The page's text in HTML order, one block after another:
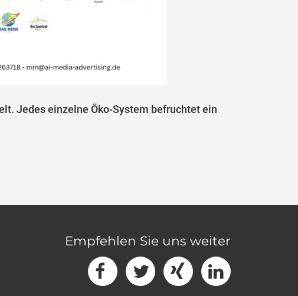
Jedes einzelne Öko-System befruchtet ein
Empfehlen Sie uns weiter